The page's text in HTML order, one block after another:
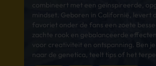
combineert met een geïnspireerde,
mindset. Geboren in Californië, levert
favoriet onder de fans een zoete
zachte rook en gebalanceerde
voor creativiteit en ontspanning. Ben
naar de genetica, teelt tips of het